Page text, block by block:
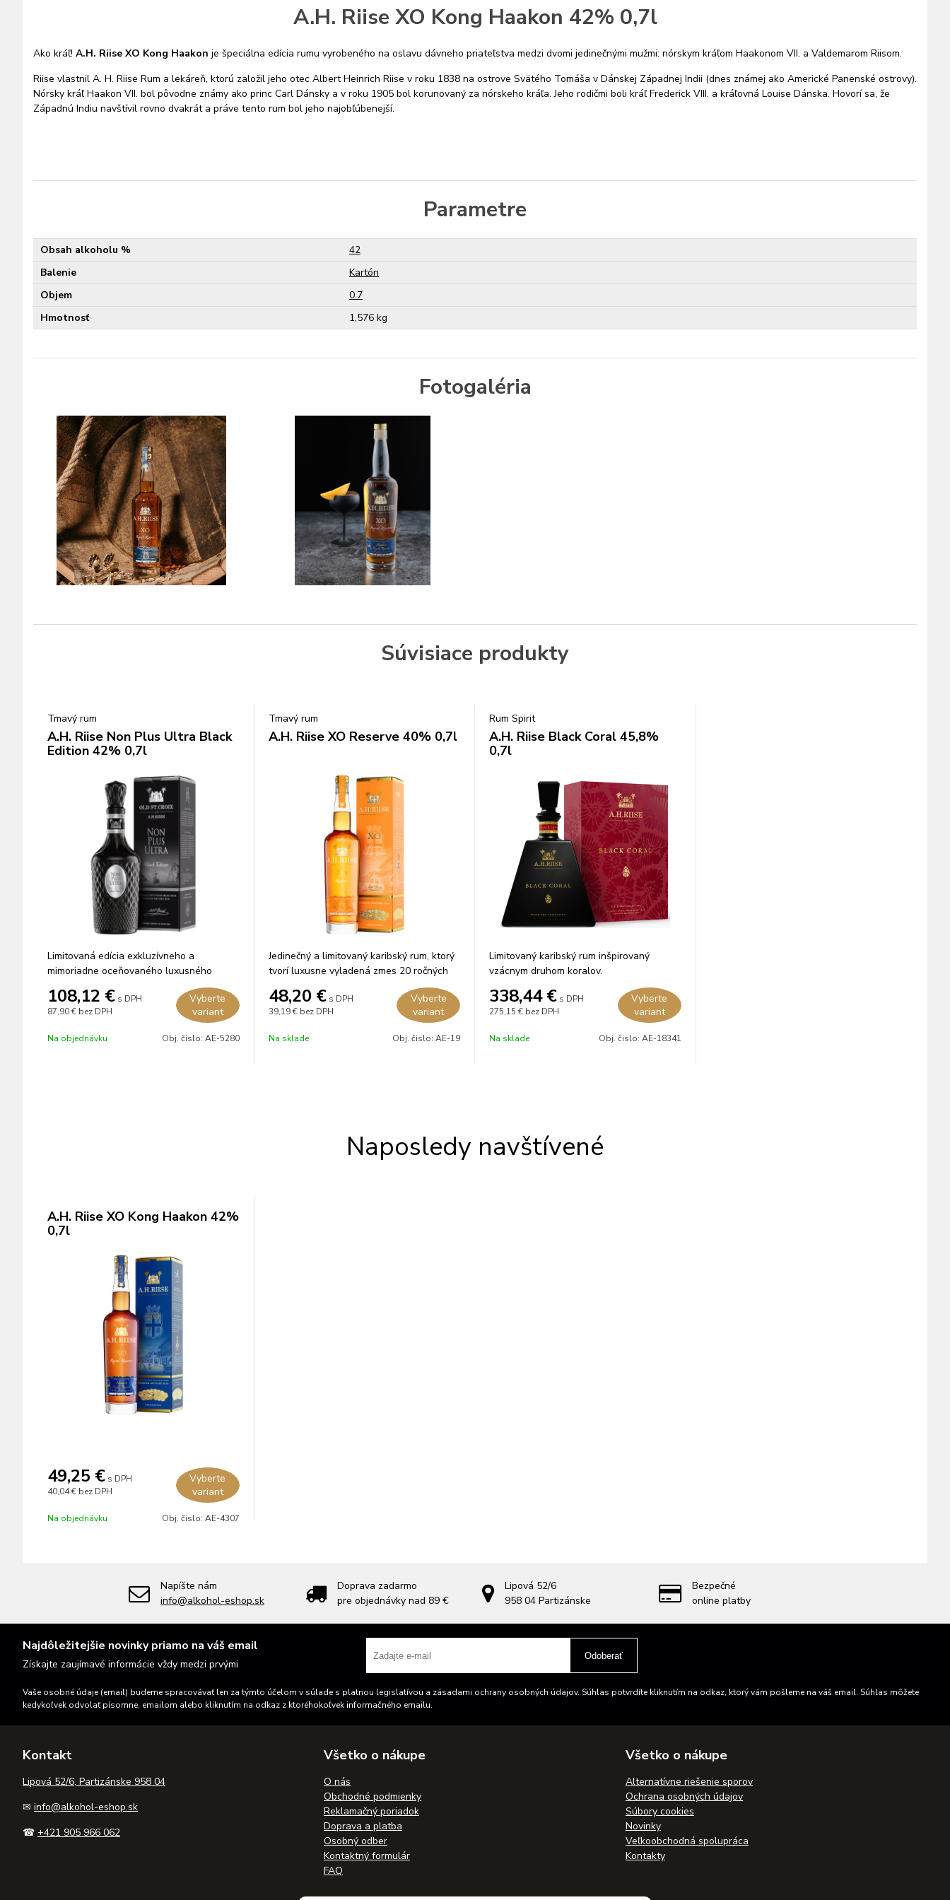
A.H. Riise XO Kong Haakon 42% 0,7l
Ako kráľ! A.H. Riise XO Kong Haakon je špeciálna edícia rumu vyrobeného na oslavu dávneho priateľstva medzi dvomi jedinečnými mužmi: nórskym kráľom Haakonom VII. a Valdemarom Riisom.
Riise vlastnil A. H. Riise Rum a lekáreň, ktorú založil jeho otec Albert Heinrich Riise v roku 1838 na ostrove Svätého Tomáša v Dánskej Západnej Indii (dnes známej ako Americké Panenské ostrovy).
Nórsky kráľ Haakon VII. bol pôvodne známy ako princ Carl Dánsky a v roku 1905 bol korunovaný za nórskeho kráľa. Jeho rodičmi boli kráľ Frederick VIII. a kráľovná Louise Dánska. Hovorí sa, že
Západnú Indiu navštívil rovno dvakrát a práve tento rum bol jeho najobľúbenejší.
Parametre
Obsah alkoholu %
42
Balenie
Kartón
Objem
0.7
Hmotnosť
1,576 kg
Fotogaléria
Súvisiace produkty
Tmavý rum
A.H. Riise Non Plus Ultra Black
Edition 42% 0,7l
Limitovaná edícia exkluzívneho a
mimoriadne oceňovaného luxusného
rumu, ktorý zreje 25 rokov v dubových
sudoch po bourbone.
108,12 € s DPH
87,90 € bez DPH
Vyberte
variant
Na objednávku Obj. čislo: AE-5280
Tmavý rum
A.H. Riise XO Reserve 40% 0,7l
Jedinečný a limitovaný karibský rum, ktorý
tvorí luxusne vyladená zmes 20 ročných
rumov, ktoré zreli v amerických dubových
sudoch po bourbone, sherry, portskom
víne, víne Madeira či koňaku.
48,20 € s DPH
39,19 € bez DPH
Vyberte
variant
Na sklade Obj. čislo: AE-19
Rum Spirit
A.H. Riise Black Coral 45,8%
0,7l
Limitovaný karibský rum inšpirovaný
vzácnym druhom koralov.
338,44 € s DPH
275,15 € bez DPH
Vyberte
variant
Na sklade Obj. čislo: AE-18341
Naposledy navštívené
A.H. Riise XO Kong Haakon 42%
0,7l
49,25 € s DPH
40,04 € bez DPH
Vyberte
variant
Na objednávku Obj. čislo: AE-4307
Napíšte nám
info@alkohol-eshop.sk
Doprava zadarmo
pre objednávky nad 89 €
Lipová 52/6
958 04 Partizánske
Bezpečné
online platby
Najdôležitejšie novinky priamo na váš email
Získajte zaujímavé informácie vždy medzi prvými
Odoberať
Vaše osobné údaje (email) budeme spracovávať len za týmto účelom v súlade s platnou legislatívou a zásadami ochrany osobných údajov. Súhlas potvrdíte kliknutím na odkaz, ktorý vám pošleme na váš email. Súhlas môžete
kedykoľvek odvolať písomne, emailom alebo kliknutím na odkaz z ktoréhokoľvek informačného emailu.
Kontakt
Lipová 52/6, Partizánske 958 04
✉ info@alkohol-eshop.sk
☎ +421 905 966 062
Všetko o nákupe
O nás
Obchodné podmienky
Reklamačný poriadok
Doprava a platba
Osobný odber
Kontaktný formulár
FAQ
Všetko o nákupe
Alternatívne riešenie sporov
Ochrana osobných údajov
Súbory cookies
Novinky
Veľkoobchodná spolupráca
Kontakty